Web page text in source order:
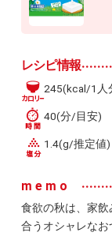
レシピ情報
245(kcal/1人
40(分/目安)
1.4(g/推定値)
memo
食欲の秋は、家
合うオシャレなお